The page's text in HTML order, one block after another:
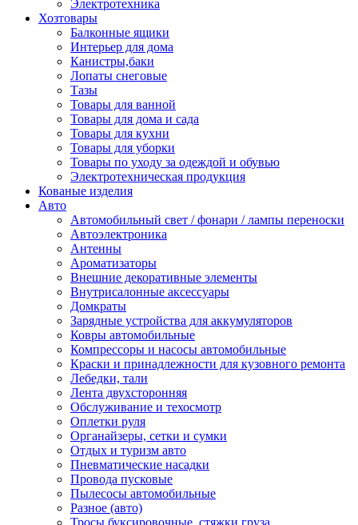
Электротехника
Хозтовары
Балконные ящики
Интерьер для дома
Канистры,баки
Лопаты снеговые
Тазы
Товары для ванной
Товары для дома и сада
Товары для кухни
Товары для уборки
Товары по уходу за одеждой и обувью
Электротехническая продукция
Кованые изделия
Авто
Автомобильный свет / фонари / лампы переноски
Автоэлектроника
Антенны
Ароматизаторы
Внешние декоративные элементы
Внутрисалонные аксессуары
Домкраты
Зарядные устройства для аккумуляторов
Ковры автомобильные
Компрессоры и насосы автомобильные
Краски и принадлежности для кузовного ремонта
Лебедки, тали
Лента двухсторонняя
Обслуживание и техосмотр
Оплетки руля
Органайзеры, сетки и сумки
Отдых и туризм авто
Пневматические насадки
Провода пусковые
Пылесосы автомобильные
Разное (авто)
Тросы буксировочные, стяжки груза